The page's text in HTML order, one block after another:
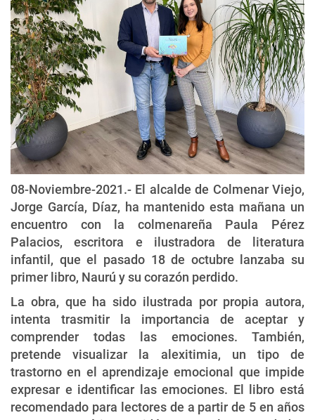
08-Noviembre-2021.- El alcalde de Colmenar Viejo,
Jorge García, Díaz, ha mantenido esta mañana un
encuentro con la colmenareña Paula Pérez
Palacios, escritora e ilustradora de literatura
infantil, que el pasado 18 de octubre lanzaba su
primer libro, Naurú y su corazón perdido.
La obra, que ha sido ilustrada por propia autora,
intenta trasmitir la importancia de aceptar y
comprender todas las emociones. También,
pretende visualizar la alexitimia, un tipo de
trastorno en el aprendizaje emocional que impide
expresar e identificar las emociones. El libro está
recomendado para lectores de a partir de 5 en años